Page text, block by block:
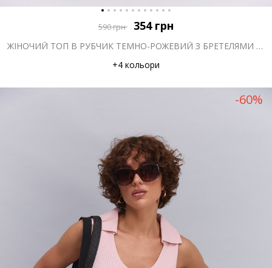
590грн 354 грн
ЖІНОЧИЙ ТОП В РУБЧИК ТЕМНО-РОЖЕВИЙ З БРЕТЕЛЯМИ З МЕРЕЖИВА
+4 кольори
-60%